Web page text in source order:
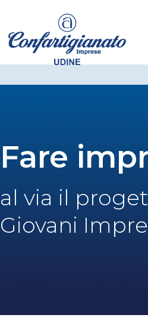
Fare
al via il
Giovani